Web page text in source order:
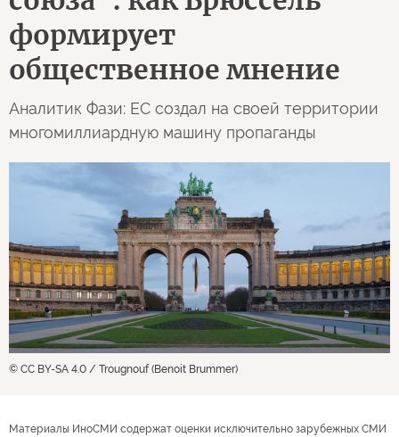
формирует
общественное мнение
Аналитик Фази: ЕС создал на своей территории
многомиллиардную машину пропаганды
© CC BY-SA 4.0 / Trougnouf (Benoit Brummer)
Материалы ИноСМИ содержат оценки исключительно зарубежных СМИ